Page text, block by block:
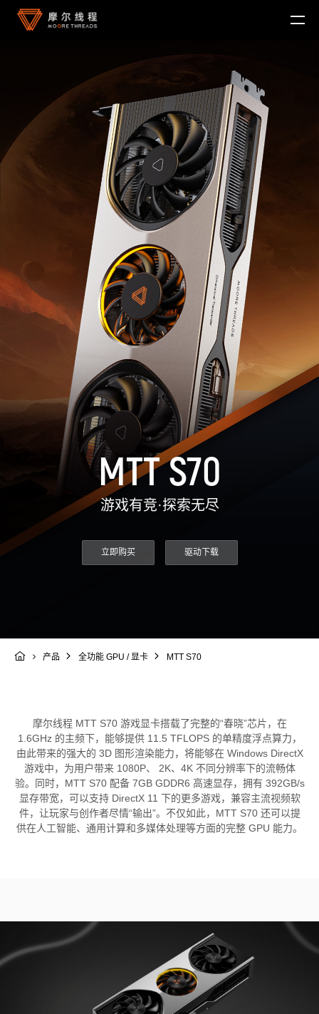
MTT SGX5000
MTT AIBOOK
MTT AICUBE
MTT E300
MTT S5000
MTT S4000
MTT S3000
MTT S2000
MTT S80
MTT S70
MTT X300
MTT S50
MTT S30 / S10
MUSA SDK
Moore Perf System
MUSA Deploy
MUSACODE
AI 训练套件
AI 推理套件
GPU 虚拟化 / vGPU
KUAE 云原生套件
PES 控制中心
融合智算中心
DigitalME 数字人
数字孪生与 GIS
工业设计与制造
广播与专业音视频
视频会议
MTT S70
游戏有竞·探索无尽
立即购买 驱动下载
产品 全功能 GPU / 显卡 MTT S70
摩尔线程 MTT S70 游戏显卡搭载了完整的“春晓”芯片，在
1.6GHz 的主频下，能够提供 11.5 TFLOPS 的单精度浮点算力，
由此带来的强大的 3D 图形渲染能力，将能够在 Windows DirectX
游戏中，为用户带来 1080P、 2K、4K 不同分辨率下的流畅体
验。同时，MTT S70 配备 7GB GDDR6 高速显存，拥有 392GB/s
显存带宽，可以支持 DirectX 11 下的更多游戏，兼容主流视频软
件，让玩家与创作者尽情“输出”。不仅如此，MTT S70 还可以提
供在人工智能、通用计算和多媒体处理等方面的完整 GPU 能力。